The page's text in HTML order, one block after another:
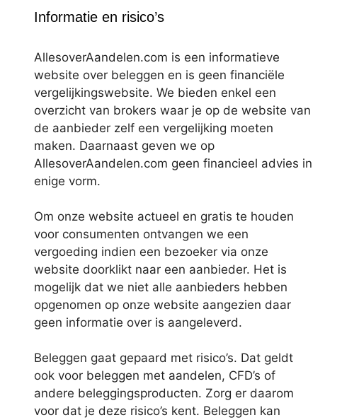
Informatie en risico’s
AllesoverAandelen.com is een informatieve
website over beleggen en is geen financiële
vergelijkingswebsite. We bieden enkel een
overzicht van brokers waar je op de website van
de aanbieder zelf een vergelijking moeten
maken. Daarnaast geven we op
AllesoverAandelen.com geen financieel advies in
enige vorm.
Om onze website actueel en gratis te houden
voor consumenten ontvangen we een
vergoeding indien een bezoeker via onze
website doorklikt naar een aanbieder. Het is
mogelijk dat we niet alle aanbieders hebben
opgenomen op onze website aangezien daar
geen informatie over is aangeleverd.
Beleggen gaat gepaard met risico’s. Dat geldt
ook voor beleggen met aandelen, CFD’s of
andere beleggingsproducten. Zorg er daarom
voor dat je deze risico’s kent. Beleggen kan